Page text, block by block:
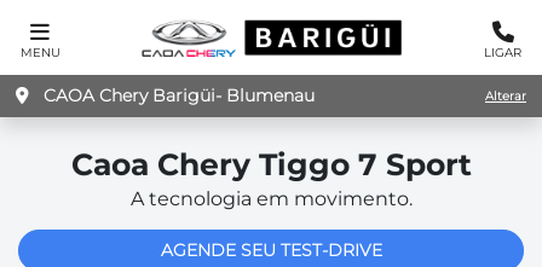
MENU LIGAR
CAOA Chery Barigüi- Blumenau Alterar
Caoa CheryTiggo 7 Sport
A tecnologia em movimento.
AGENDE SEU TEST-DRIVE